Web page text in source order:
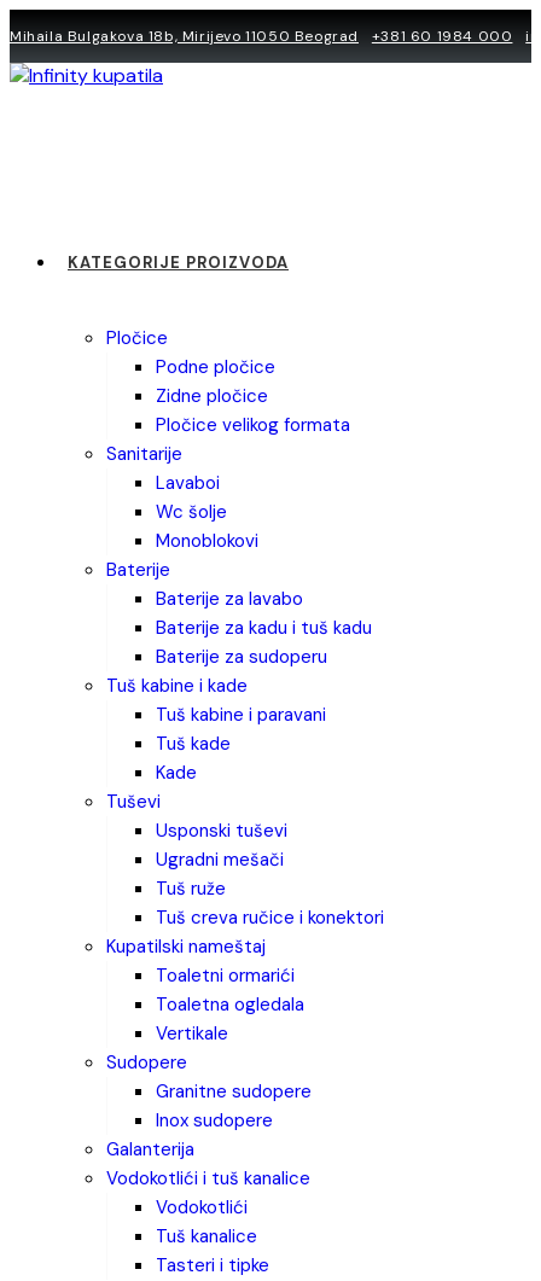
to
content
Mihaila Bulgakova 18b, Mirijevo 11050 Beograd +381 60 1984 000
KATEGORIJE PROIZVODA
pločice
podne pločice
zidne pločice
pločice velikog formata
sanitarije
lavaboi
wc šolje
monoblokovi
baterije
baterije za lavabo
baterije za kadu i tuš kadu
baterije za sudoperu
tuš kabine i kade
tuš kabine i paravani
tuš kade
kade
tuševi
usponski tuševi
ugradni mešači
tuš ruže
tuš creva ručice i konektori
kupatilski nameštaj
toaletni ormarići
toaletna ogledala
vertikale
sudopere
granitne sudopere
inox sudopere
galanterija
vodokotlići i tuš kanalice
vodokotlići
tuš kanalice
tasteri i tipke